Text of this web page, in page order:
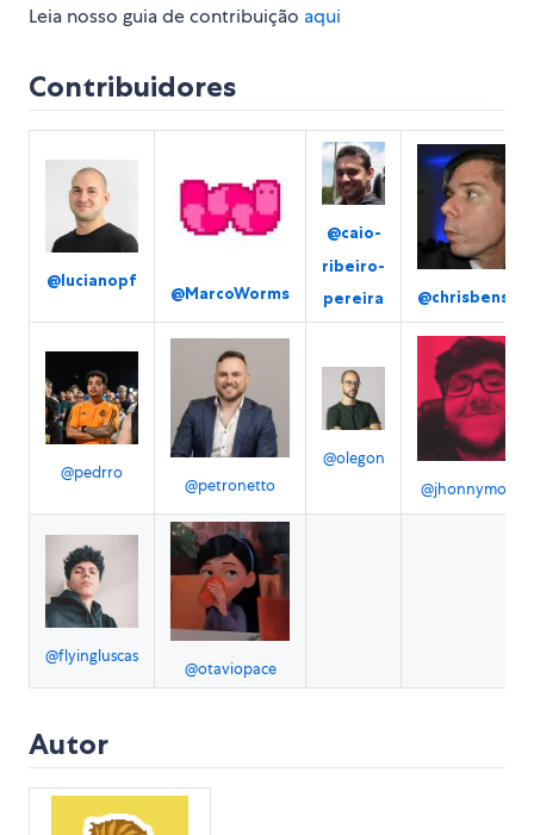
Leia nosso guia de contribuição aqui
Contribuidores
@lucianopf
@MarcoWorms
@caio-
ribeiro-
pereira
@pedrro
@petronetto
@olegon
@flyingluscas
@otaviopace
Autor